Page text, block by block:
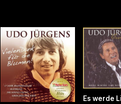
Es werde